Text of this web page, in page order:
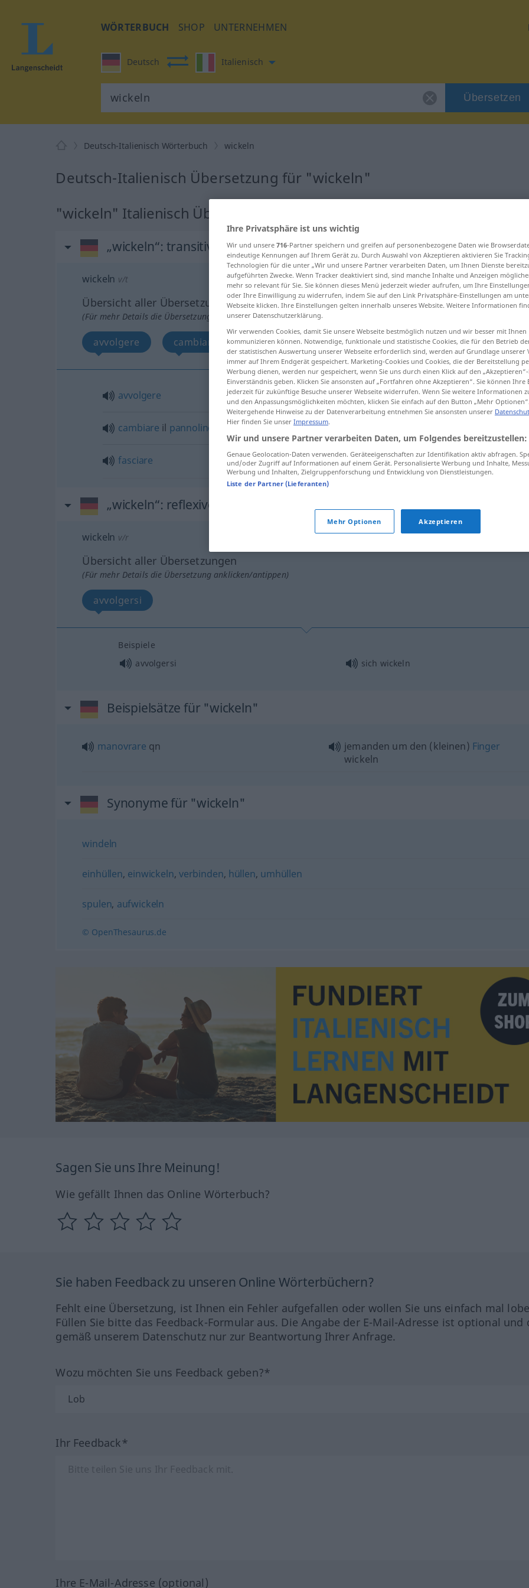
WÖRTERBUCH SHOP UNTERNEHMEN
Deutsch Italienisch
Übersetzen
Deutsch-Italienisch Wörterbuch wickeln
Deutsch-Italienisch Übersetzung für "wickeln"
"wickeln" Italienisch Übersetzung
„wickeln“: transitives Verb
wickeln v/t
Übersicht aller Übersetzungen
(Für mehr Details die Übersetzung anklicken/antippen)
avvolgere cambiare il pannolino a fasciare
avvolgere wickeln
cambiare il pannolino
fasciare wickeln MED
„wickeln“: reflexives Verb
wickeln v/r
Übersicht aller Übersetzungen
(Für mehr Details die Übersetzung anklicken/antippen)
avvolgersi
Beispiele
avvolgersi
sich wickeln
Beispielsätze für "wickeln"
manovrare qn jemanden um den (kleinen) Finger
wickeln
Synonyme für "wickeln"
windeln
einhüllen, einwickeln, verbinden, hüllen, umhüllen
spulen, aufwickeln
© OpenThesaurus.de
Sagen Sie uns Ihre Meinung!
Wie gefällt Ihnen das Online Wörterbuch?
Sie haben Feedback zu unseren Online Wörterbüchern?
Fehlt eine Übersetzung, ist Ihnen ein Fehler aufgefallen oder wollen Sie uns einfach mal
Füllen Sie bitte das Feedback-Formular aus. Die Angabe der E-Mail-Adresse ist optional und
gemäß unserem Datenschutz nur zur Beantwortung Ihrer Anfrage.
Wozu möchten Sie uns Feedback geben?*
Ihr Feedback*
Ihre E-Mail-Adresse (optional)
Ihre Privatsphäre ist uns wichtig
Wir und unsere 716-Partner speichern und greifen auf personenbezogene Daten wie
eindeutige Kennungen auf Ihrem Gerät zu. Durch Auswahl von Akzeptieren aktivieren Sie
Technologien für die unter „Wir und unsere Partner verarbeiten Daten, um Ihnen Dienste
aufgeführten Zwecke. Wenn Tracker deaktiviert sind, sind manche Inhalte und Anzeigen
mehr so relevant für Sie. Sie können dieses Menü jederzeit wieder aufrufen, um Ihre
oder Ihre Einwilligung zu widerrufen, indem Sie auf den Link Privatsphäre-Einstellungen am
Webseite klicken. Ihre Einstellungen gelten innerhalb unseres Website. Weitere Informationen
unserer Datenschutzerklärung.
Wir verwenden Cookies, damit Sie unsere Webseite bestmöglich nutzen und wir besser mit Ihnen
kommunizieren können. Notwendige, funktionale und statistische Cookies, die für den Betrieb
der statistischen Auswertung unserer Webseite erforderlich sind, werden auf Grundlage unserer
immer auf Ihrem Endgerät gespeichert. Marketing-Cookies und Cookies, die der Bereitstellung
Werbung dienen, werden nur gespeichert, wenn Sie uns durch einen Klick auf den
Einverständnis geben. Klicken Sie ansonsten auf „Fortfahren ohne Akzeptieren“. Sie können Ihre
jederzeit für zukünftige Besuche unserer Webseite widerrufen. Wenn Sie weitere Informationen
und den Anpassungsmöglichkeiten möchten, klicken Sie einfach auf den Button „Mehr Optionen“.
Weitergehende Hinweise zu der Datenverarbeitung entnehmen Sie ansonsten unserer
Hier finden Sie unser Impressum.
Wir und unsere Partner verarbeiten Daten, um Folgendes bereitzustellen:
Genaue Geolocation-Daten verwenden. Geräteeigenschaften zur Identifikation aktiv abfragen.
und/oder Zugriff auf Informationen auf einem Gerät. Personalisierte Werbung und Inhalte,
Werbung und Inhalten, Zielgruppenforschung und Entwicklung von Dienstleistungen.
Liste der Partner (Lieferanten)
Mehr Optionen Akzeptieren